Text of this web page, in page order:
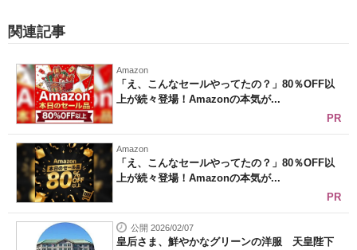
関連記事
Amazon
「え、こんなセールやってたの？」80％OFF以
上が続々登場！Amazonの本気が...
PR
Amazon
「え、こんなセールやってたの？」80％OFF以
上が続々登場！Amazonの本気が...
PR
公開 2026/02/07
皇后さま、鮮やかなグリーンの洋服 天皇陛下